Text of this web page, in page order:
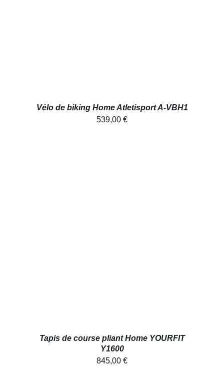
Vélo de biking Home Atletisport A-VBH1
539,00 €
Tapis de course pliant Home YOURFIT
Y1600
845,00 €